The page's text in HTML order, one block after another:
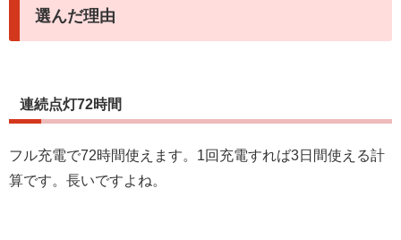
選んだ理由
連続点灯72時間
フル充電で72時間使えます。1回充電すれば3日間使える計
算です。長いですよね。